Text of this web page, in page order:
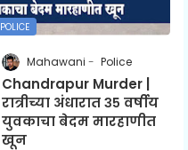
POLICE
Mahawani Police
Chandrapur Murder |
रात्रीच्या अंधारात ३५ वर्षीय
युवकाचा बेदम मारहाणीत
खून